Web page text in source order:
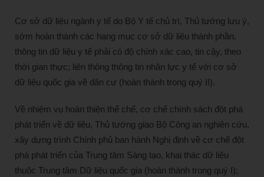
Cơ sở dữ liệu ngành y tế do Bộ Y tế chủ trì, Thủ tướng lưu ý,
sớm hoàn thành các hạng mục cơ sở dữ liệu thành phần,
thông tin dữ liệu y tế phải có độ chính xác cao, tin cậy, theo
thời gian thực; liên thông thông tin nhân lực y tế với cơ sở
dữ liệu quốc gia về dân cư (hoàn thành trong quý II).
Về nhiệm vụ hoàn thiện thể chế, cơ chế chính sách đột phá
phát triển về dữ liệu, Thủ tướng giao Bộ Công an nghiên cứu,
xây dựng trình Chính phủ ban hành Nghị định về cơ chế đột
phá phát triển của Trung tâm Sáng tạo, khai thác dữ liệu
thuộc Trung tâm Dữ liệu quốc gia (hoàn thành trong quý I);